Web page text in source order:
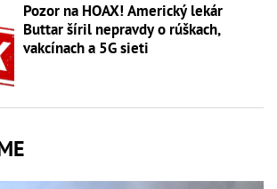
Pozor na HOAX! Americký lekár
Buttar šíril nepravdy o rúškach,
vakcínach a 5G sieti